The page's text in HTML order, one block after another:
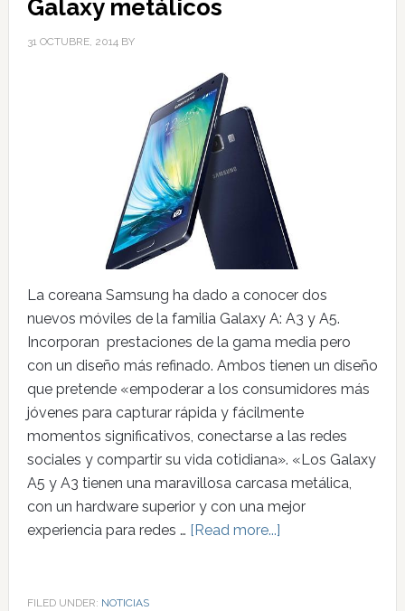
Galaxy metálicos
31 OCTUBRE, 2014BY
La coreana Samsung ha dado a conocer dos
nuevos móviles de la familia Galaxy A: A3 y A5.
Incorporan prestaciones de la gama media pero
con un diseño más refinado. Ambos tienen un diseño
que pretende «empoderar a los consumidores más
jóvenes para capturar rápida y fácilmente
momentos significativos, conectarse a las redes
sociales y compartir su vida cotidiana». «Los Galaxy
A5 y A3 tienen una maravillosa carcasa metálica,
con un hardware superior y con una mejor
experiencia para redes … [Read more...]
FILED UNDER: NOTICIAS